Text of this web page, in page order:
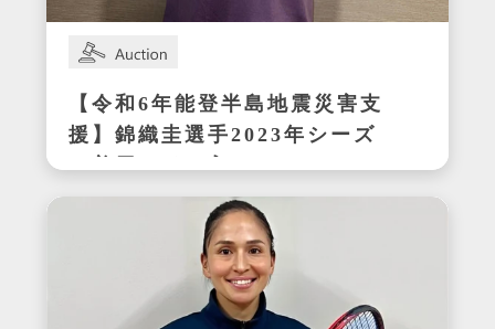
【令和6年能登半島地震災害支
援】錦織圭選手2023年シーズ
ン着用サイン入りテニスシュ
ーズ